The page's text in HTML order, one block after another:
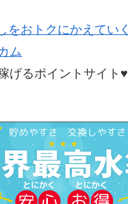
げるポイントサイト♥